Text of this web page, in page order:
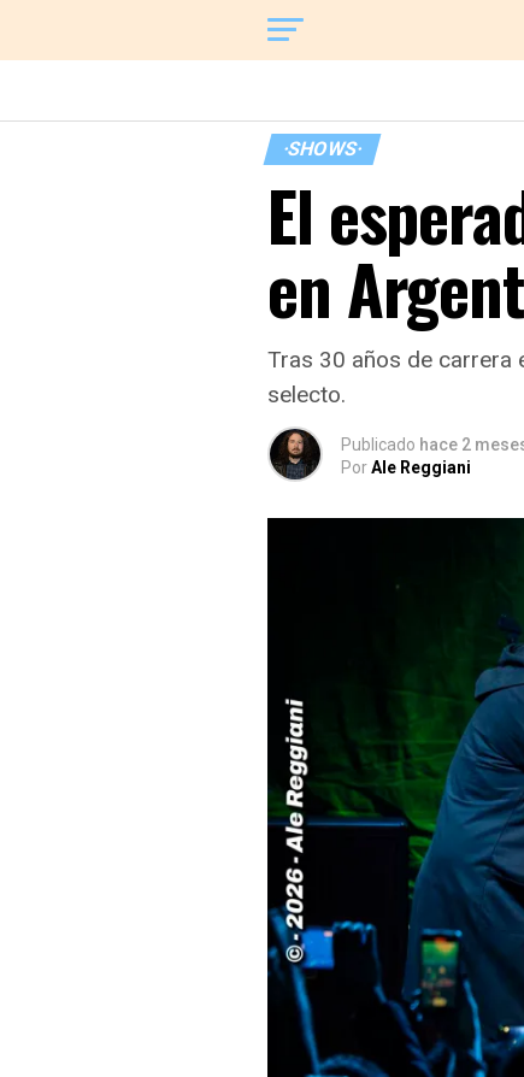
·SHOWS·
El
en
Tras 30 años de carrera
selecto.
Publicado hace 2
PorAle Reggiani